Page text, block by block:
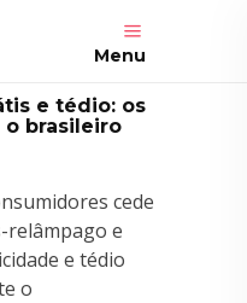
Menu
e tédio: os
brasileiro
cede
relâmpago e
e tédio
o